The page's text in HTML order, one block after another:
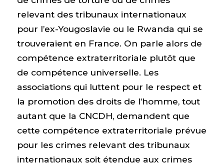
relevant des tribunaux internationaux
pour l’ex-Yougoslavie ou le Rwanda qui se
trouveraient en France. On parle alors de
compétence extraterritoriale plutôt que
de compétence universelle. Les
associations qui luttent pour le respect et
la promotion des droits de l’homme, tout
autant que la CNCDH, demandent que
cette compétence extraterritoriale prévue
pour les crimes relevant des tribunaux
internationaux soit étendue aux crimes